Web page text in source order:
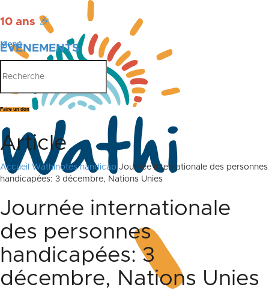
10 ans 🎉
ÉVÉNEMENTS
PUBLICATIONS
Menu
Faire un don
Article
Accueil Wathinotes handicap Journée internationale des personnes
handicapées: 3 décembre, Nations Unies
Journée internationale
des personnes
handicapées: 3
décembre, Nations Unies